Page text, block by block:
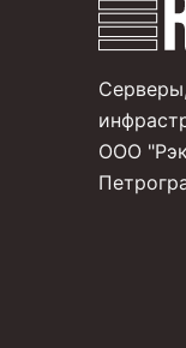
ООО